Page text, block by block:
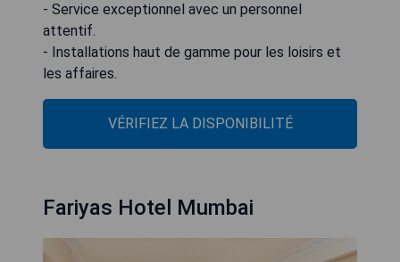
- Service exceptionnel avec un personnel
attentif.
- Installations haut de gamme pour les loisirs et
les affaires.
VÉRIFIEZ LA DISPONIBILITÉ
Fariyas Hotel Mumbai